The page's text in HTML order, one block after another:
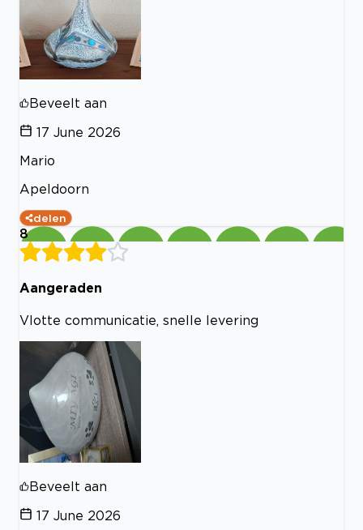
Beveelt aan
17 June 2026
Mario
Apeldoorn
delen
8
Aangeraden
Vlotte communicatie, snelle levering
Beveelt aan
17 June 2026